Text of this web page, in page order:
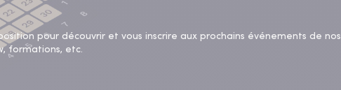
pour découvrir et vous inscrire aux prochains événements de nos
formations, etc.